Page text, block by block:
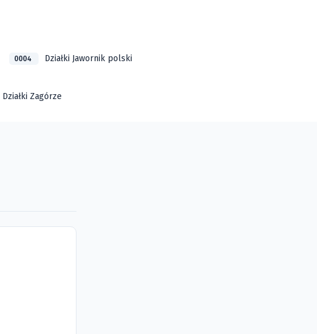
0004 Działki Jawornik polski
Działki Zagórze